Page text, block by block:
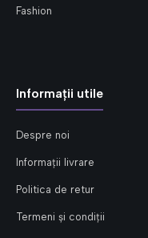
Fashion
Informații utile
Despre noi
Informații livrare
Politica de retur
Termeni și condiții